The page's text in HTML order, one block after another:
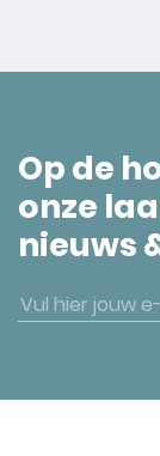
Op de
onze
nieuws